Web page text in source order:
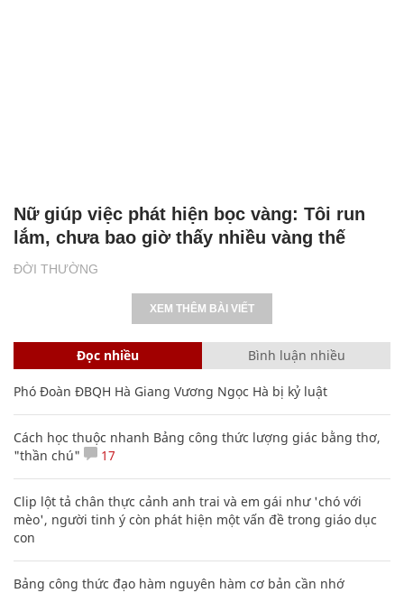
ĐỜI THƯỜNG
Nữ giúp việc phát hiện bọc vàng: Tôi run
lắm, chưa bao giờ thấy nhiều vàng thế
XEM THÊM BÀI VIẾT
Đọc nhiều Bình luận nhiều
Phó Đoàn ĐBQH Hà Giang Vương Ngọc Hà bị kỷ luật
Cách học thuộc nhanh Bảng công thức lượng giác bằng thơ,
"thần chú"
17
Clip lột tả chân thực cảnh anh trai và em gái như 'chó với
mèo', người tinh ý còn phát hiện một vấn đề trong giáo dục
con
Bảng công thức đạo hàm nguyên hàm cơ bản cần nhớ